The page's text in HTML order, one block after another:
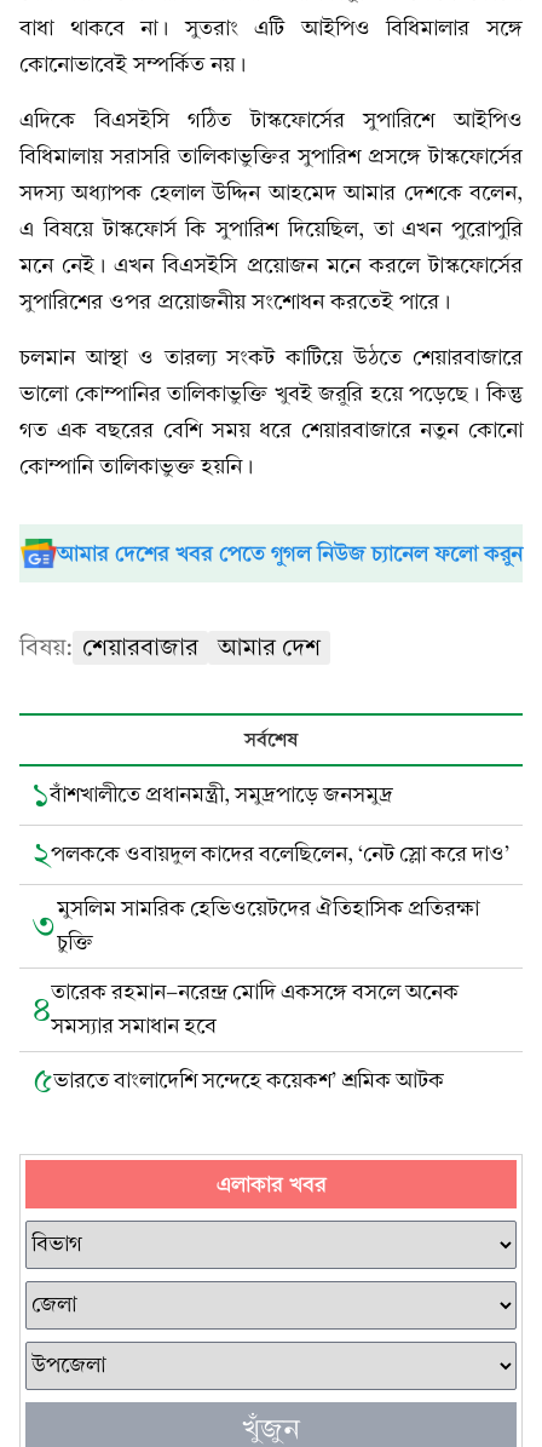
বাধা থাকবে না। সুতরাং এটি আইপিও বিধিমালার সঙ্গে
কোনোভাবেই সম্পর্কিত নয়।
এদিকে বিএসইসি গঠিত টাস্কফোর্সের সুপারিশে আইপিও
বিধিমালায় সরাসরি তালিকাভুক্তির সুপারিশ প্রসঙ্গে টাস্কফোর্সের
সদস্য অধ্যাপক হেলাল উদ্দিন আহমেদ আমার দেশকে বলেন,
এ বিষয়ে টাস্কফোর্স কি সুপারিশ দিয়েছিল, তা এখন পুরোপুরি
মনে নেই। এখন বিএসইসি প্রয়োজন মনে করলে টাস্কফোর্সের
সুপারিশের ওপর প্রয়োজনীয় সংশোধন করতেই পারে।
চলমান আস্থা ও তারল্য সংকট কাটিয়ে উঠতে শেয়ারবাজারে
ভালো কোম্পানির তালিকাভুক্তি খুবই জরুরি হয়ে পড়েছে। কিন্তু
গত এক বছরের বেশি সময় ধরে শেয়ারবাজারে নতুন কোনো
কোম্পানি তালিকাভুক্ত হয়নি।
আমার দেশের খবর পেতে গুগল নিউজ চ্যানেল ফলো করুন
বিষয়: শেয়ারবাজার আমার দেশ
সর্বশেষ
১বাঁশখালীতে প্রধানমন্ত্রী, সমুদ্রপাড়ে জনসমুদ্র
২পলককে ওবায়দুল কাদের বলেছিলেন, ‘নেট স্লো করে দাও’
৩মুসলিম সামরিক হেভিওয়েটদের ঐতিহাসিক প্রতিরক্ষা
চুক্তি
৪তারেক রহমান-নরেন্দ্র মোদি একসঙ্গে বসলে অনেক
সমস্যার সমাধান হবে
৫ভারতে বাংলাদেশি সন্দেহে কয়েকশ’ শ্রমিক আটক
এলাকার খবর
খুঁজুন